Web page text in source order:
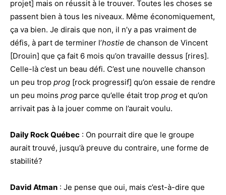
projet] mais on réussit à le trouver. Toutes les choses se
passent bien à tous les niveaux. Même économiquement,
ça va bien. Je dirais que non, il n’y a pas vraiment de
défis, à part de terminer l’hostie de chanson de Vincent
[Drouin] que ça fait 6 mois qu’on travaille dessus [rires].
Celle-là c’est un beau défi. C’est une nouvelle chanson
un peu trop prog [rock progressif] qu’on essaie de rendre
un peu moins prog parce qu’elle était trop prog et qu’on
arrivait pas à la jouer comme on l’aurait voulu.
Daily Rock Québec : On pourrait dire que le groupe
aurait trouvé, jusqu’à preuve du contraire, une forme de
stabilité?
David Atman : Je pense que oui, mais c’est-à-dire que